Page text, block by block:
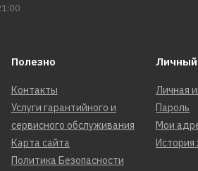
Полезно
Контакты
Услуги гарантийного и
сервисного обслуживания
Карта сайта
Политика Безопасности
Личный
Личная
Пароль
Мои
История